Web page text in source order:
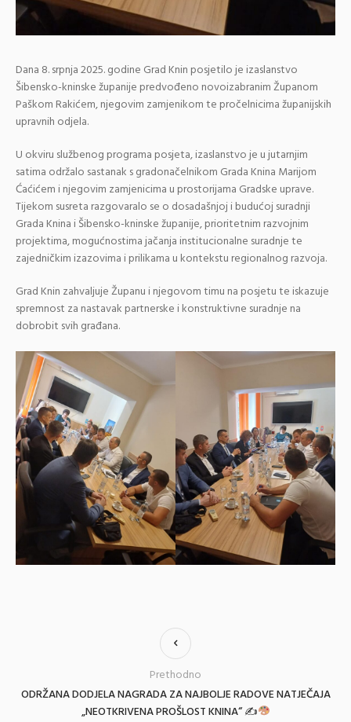
Dana 8. srpnja 2025. godine Grad Knin posjetilo je izaslanstvo
Šibensko-kninske županije predvođeno novoizabranim Županom
Paškom Rakićem, njegovim zamjenikom te pročelnicima županijskih
upravnih odjela.
U okviru službenog programa posjeta, izaslanstvo je u jutarnjim
satima održalo sastanak s gradonačelnikom Grada Knina Marijom
Ćaćićem i njegovim zamjenicima u prostorijama Gradske uprave.
Tijekom susreta razgovaralo se o dosadašnjoj i budućoj suradnji
Grada Knina i Šibensko-kninske županije, prioritetnim razvojnim
projektima, mogućnostima jačanja institucionalne suradnje te
zajedničkim izazovima i prilikama u kontekstu regionalnog razvoja.
Grad Knin zahvaljuje Županu i njegovom timu na posjetu te iskazuje
spremnost za nastavak partnerske i konstruktivne suradnje na
dobrobit svih građana.
ODRŽANA DODJELA NAGRADA ZA NAJBOLJE RADOVE NATJEČAJA
„NEOTKRIVENA PROŠLOST KNINA“ ✍
Prethodno